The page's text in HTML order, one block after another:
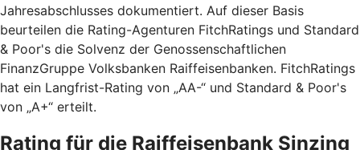
Jahresabschlusses dokumentiert. Auf dieser Basis
beurteilen die Rating-Agenturen FitchRatings und Standard
& Poor's die Solvenz der Genossenschaftlichen
FinanzGruppe Volksbanken Raiffeisenbanken. FitchRatings
hat ein Langfrist-Rating von „AA-“ und Standard & Poor's
von „A+“ erteilt.
Rating für die Raiffeisenbank Sinzing